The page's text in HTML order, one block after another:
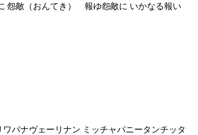
に 怨敵（おんてき） 報ゆ怨敵に いかなる報い
パナヴェーリナン ミッチャパニータンチッタ